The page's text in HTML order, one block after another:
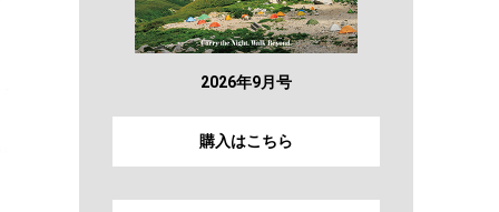
2026年9月号
購入はこちら